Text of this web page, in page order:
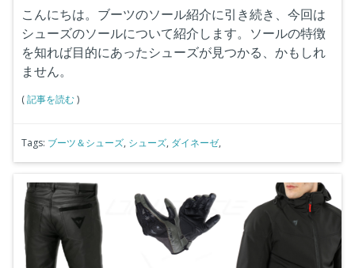
こんにちは。ブーツのソール紹介に引き続き、今回は
シューズのソールについて紹介します。ソールの特徴
を知れば目的にあったシューズが見つかる、かもしれ
ません。
(記事を読む)
Tags: ブーツ＆シューズ, シューズ, ダイネーゼ,